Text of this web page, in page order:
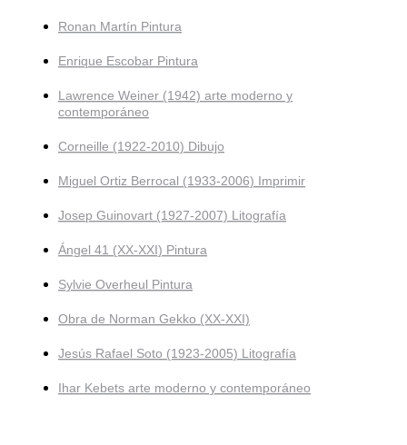
Ronan Martín Pintura
Enrique Escobar Pintura
Lawrence Weiner (1942) arte moderno y
contemporáneo
Corneille (1922-2010) Dibujo
Miguel Ortiz Berrocal (1933-2006) Imprimir
Josep Guinovart (1927-2007) Litografía
Ángel 41 (XX-XXI) Pintura
Sylvie Overheul Pintura
Obra de Norman Gekko (XX-XXI)
Jesús Rafael Soto (1923-2005) Litografía
Ihar Kebets arte moderno y contemporáneo